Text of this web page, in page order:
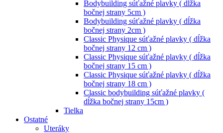
Bodybuilding súťažné plavky ( dĺžka
bočnej strany 5cm )
Bodybuilding súťažné plavky ( dĺžka
bočnej strany 2cm )
Classic Physique súťažné plavky ( dĺžka
bočnej strany 12 cm )
Classic Physique súťažné plavky ( dĺžka
bočnej strany 15 cm )
Classic Physique súťažné plavky ( dĺžka
bočnej strany 18 cm )
Classic bodybuilding súťažné plavky (
dĺžka bočnej strany 15cm )
Tielka
Ostatné
Uteráky